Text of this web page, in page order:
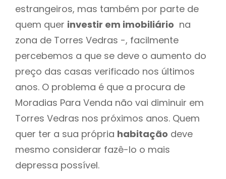
estrangeiros, mas também por parte de
quem quer investir em imobiliário na
zona de Torres Vedras -, facilmente
percebemos a que se deve o aumento do
preço das casas verificado nos últimos
anos. O problema é que a procura de
Moradias Para Venda não vai diminuir em
Torres Vedras nos próximos anos. Quem
quer ter a sua própria habitação deve
mesmo considerar fazê-lo o mais
depressa possível.